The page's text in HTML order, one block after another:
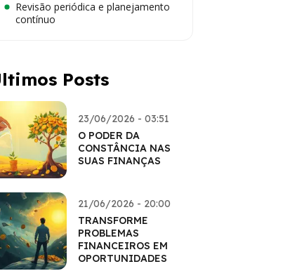
Revisão periódica e planejamento
contínuo
Posts
23/06/2026 - 03:51
O PODER DA
CONSTÂNCIA NAS
SUAS FINANÇAS
21/06/2026 - 20:00
TRANSFORME
PROBLEMAS
FINANCEIROS EM
OPORTUNIDADES